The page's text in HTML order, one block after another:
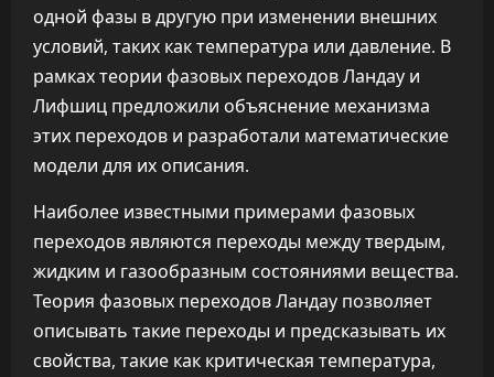
одной фазы в другую при изменении внешних
условий, таких как температура или давление. В
рамках теории фазовых переходов Ландау и
Лифшиц предложили объяснение механизма
этих переходов и разработали математические
модели для их описания.
Наиболее известными примерами фазовых
переходов являются переходы между твердым,
жидким и газообразным состояниями вещества.
Теория фазовых переходов Ландау позволяет
описывать такие переходы и предсказывать их
свойства, такие как критическая температура,